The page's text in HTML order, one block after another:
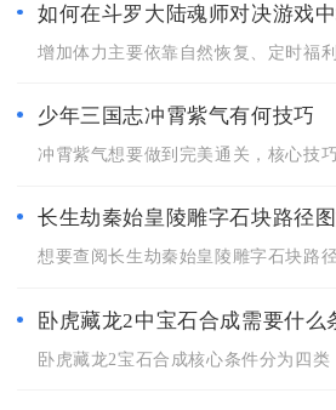
如何在斗罗大陆魂师对决游戏
少年三国志冲霄紫气有何技巧
长生劫秦始皇陵雕字石块路径
卧虎藏龙2中宝石合成需要什么